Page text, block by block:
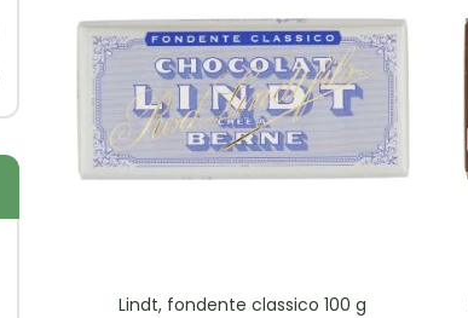
Lindt, fondente classico 100 g